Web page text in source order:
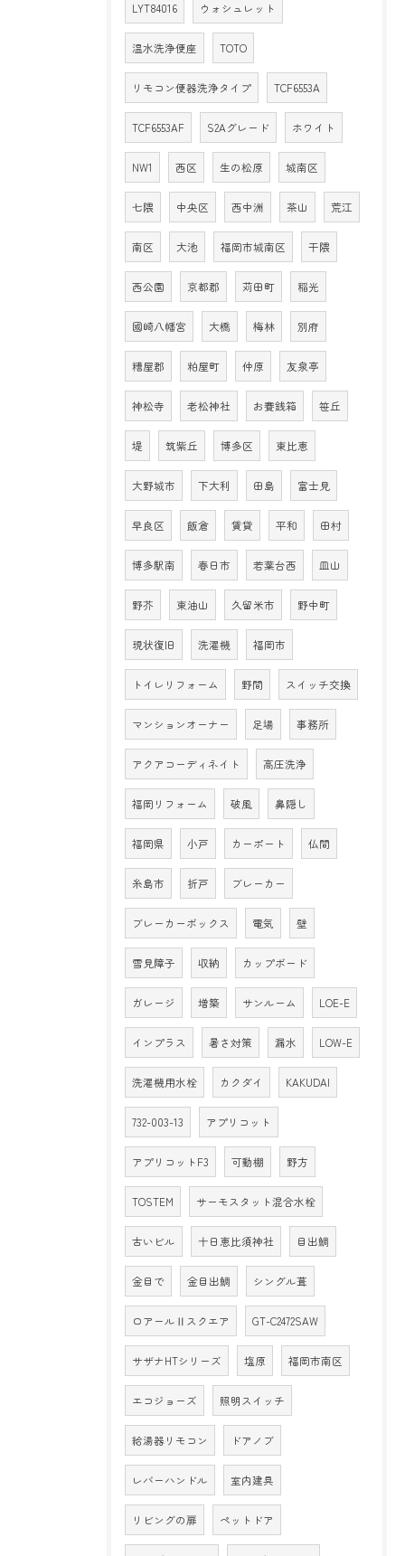
LYT84016 ウォシュレット
温水洗浄便座 TOTO
リモコン便器洗浄タイプ TCF6553A
TCF6553AF S2Aグレード ホワイト
NW1 西区 生の松原 城南区
七隈 中央区 西中洲 茶山 荒江
南区 大池 福岡市城南区 干隈
西公園 京都郡 苅田町 稲光
國崎八幡宮 大橋 梅林 別府
糟屋郡 粕屋町 仲原 友泉亭
神松寺 老松神社 お賽銭箱 笹丘
堤 筑紫丘 博多区 東比恵
大野城市 下大利 田島 富士見
早良区 飯倉 賃貸 平和 田村
博多駅南 春日市 若葉台西 皿山
野芥 東油山 久留米市 野中町
現状復旧 洗濯機 福岡市
トイレリフォーム 野間 スイッチ交換
マンションオーナー 足場 事務所
アクアコーディネイト 高圧洗浄
福岡リフォーム 破風 鼻隠し
福岡県 小戸 カーポート 仏間
糸島市 折戸 ブレーカー
ブレーカーボックス 電気 壁
雪見障子 収納 カップボード
ガレージ 増築 サンルーム LOE-E
インプラス 暑さ対策 漏水 LOW-E
洗濯機用水栓 カクダイ KAKUDAI
732-003-13 アプリコット
アプリコットF3 可動棚 野方
TOSTEM サーモスタット混合水栓
古いビル 十日恵比須神社 目出鯛
金目で 金目出鯛 シングル葺
ロアールⅡスクエア GT-C2472SAW
サザナHTシリーズ 塩原 福岡市南区
エコジョーズ 照明スイッチ
給湯器リモコン ドアノブ
レバーハンドル 室内建具
リビングの扉 ペットドア